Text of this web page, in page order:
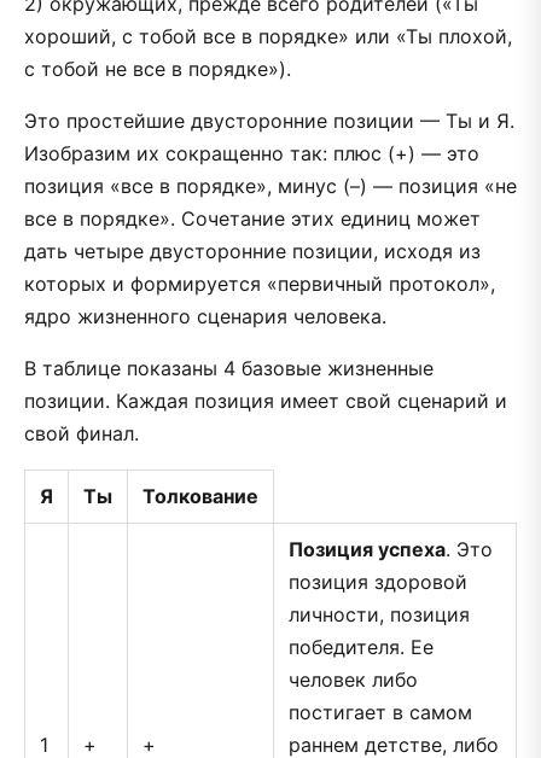
хороший, с тобой все в порядке» или «Ты плохой,
с тобой не все в порядке»).
Это простейшие двусторонние позиции — Ты и Я.
Изобразим их сокращенно так: плюс (+) — это
позиция «все в порядке», минус (–) — позиция «не
все в порядке». Сочетание этих единиц может
дать четыре двусторонние позиции, исходя из
которых и формируется «первичный протокол»,
ядро жизненного сценария человека.
В таблице показаны 4 базовые жизненные
позиции. Каждая позиция имеет свой сценарий и
свой финал.
Я Ты Толкование
1 + +
Позиция успеха. Это
позиция здоровой
личности, позиция
победителя. Ее
человек либо
постигает в самом
раннем детстве, либо